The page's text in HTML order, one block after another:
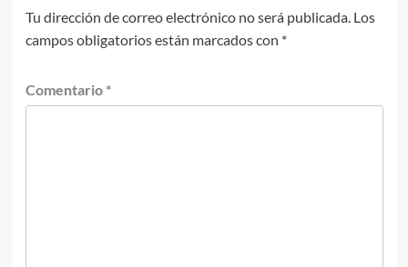
Tu dirección de correo electrónico no será publicada. Los
campos obligatorios están marcados con *
Comentario *